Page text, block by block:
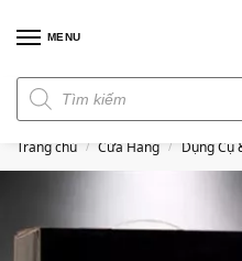
MENU
Trang chủ / Cửa Hàng / Dụng Cụ